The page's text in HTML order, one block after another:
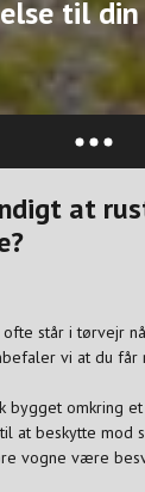
til
at
står i tørvejr
vi at du får
bygget omkring
at beskytte mod
vogne være